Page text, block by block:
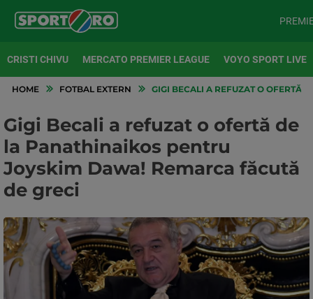
CRISTI CHIVU MERCATO PREMIER LEAGUE VOYO SPORT LIVE
HOME FOTBAL EXTERN GIGI BECALI A REFUZAT O OFERTĂ
Gigi Becali a refuzat o ofertă de
la Panathinaikos pentru
Joyskim Dawa! Remarca făcută
de greci